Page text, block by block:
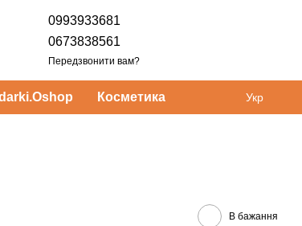
0993933681
0673838561
Передзвонити вам?
Косметика Укр
В бажання